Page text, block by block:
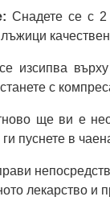
Снадете се с 2
изсипва
с
ще ви е
ги пуснете в
лекарство и